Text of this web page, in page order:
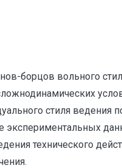
борцов вольного
стиля ведения
экспериментальных
технического